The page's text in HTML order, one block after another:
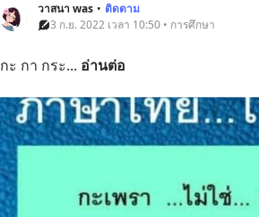
วาสนา was • ติดตาม
3 ก.ย. 2022 เวลา 10:50 • การศึกษา
กะ กา กระ... อ่านต่อ